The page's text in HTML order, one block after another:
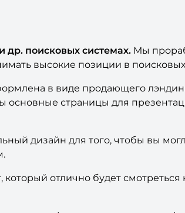
др. поисковых системах. Мы
высокие позиции в
в виде продающего
страницы для
дизайн для того, чтобы вы
отлично будет смотреться